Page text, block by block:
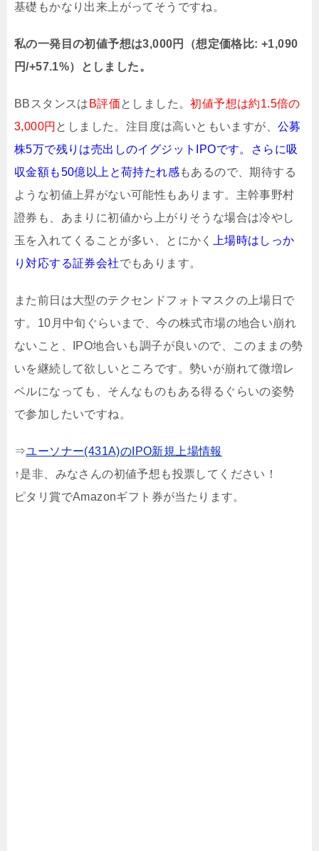
基礎もかなり出来上がってそうですね。
私の一発目の初値予想は3,000円（想定価格比: +1,090
円/+57.1%）としました。
BBスタンスは B評価としました。初値予想は約1.5倍の
3,000円 としました。注目度は高いともいますが、公募
株5万で残りは売出しのイグジットIPOです。さらに吸
収金額も50億以上と荷持たれ感もあるので、期待する
ような初値上昇がない可能性もあります。主幹事野村
證券も、あまりに初値から上がりそうな場合は冷やし
玉を入れてくることが多い、とにかく
上場時はしっか
り対応する証券会社でもあります。
また前日は大型のテクセンドフォトマスクの上場日で
す。10月中旬ぐらいまで、今の株式市場の地合い崩れ
ないこと、IPO地合いも調子が良いので、このままの勢
いを継続して欲しいところです。勢いが崩れて微増レ
ベルになっても、そんなものもある得るぐらいの姿勢
で参加したいですね。
⇒ユーソナー(431A)のIPO新規上場情報
↑是非、みなさんの初値予想も投票してください！
ピタリ賞でAmazonギフト券が当たります。